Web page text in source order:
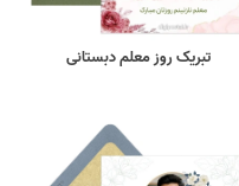
تبریک روز معلم دبستانی